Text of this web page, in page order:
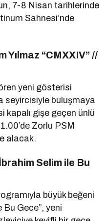
7-8 Nisan tarihlerinde
Sahnesi’nde
Yılmaz “CMXXIV” //
yeni gösterisi
seyircisiyle buluşmaya
kapalı gişe geçen ünlü
Zorlu PSM
alacak.
Selim ile Bu
büyük beğeni
Gece”, yeni